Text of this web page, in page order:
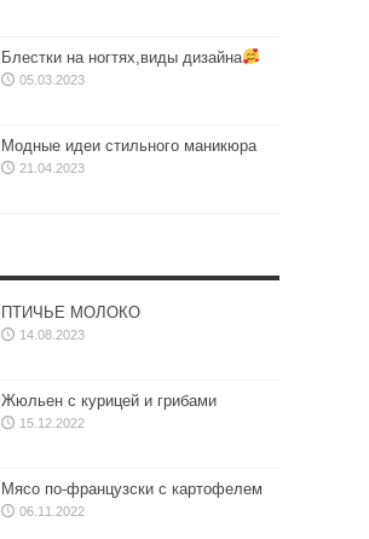
Блестки на ногтях,виды дизайна
05.03.2023
Модные идеи стильного маникюра
21.04.2023
ПТИЧЬЕ МОЛОКО
14.08.2023
Жюльен с курицей и грибами
15.12.2022
Мясо по-французски с картофелем
06.11.2022